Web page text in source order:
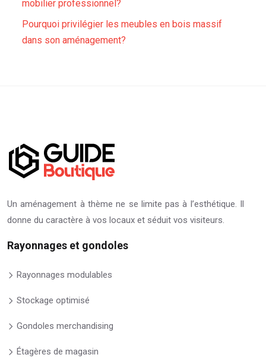
mobilier professionnel?
Pourquoi privilégier les meubles en bois massif
dans son aménagement?
Un aménagement à thème ne se limite pas à l’esthétique. Il
donne du caractère à vos locaux et séduit vos visiteurs.
Rayonnages et gondoles
Rayonnages modulables
Stockage optimisé
Gondoles merchandising
Étagères de magasin